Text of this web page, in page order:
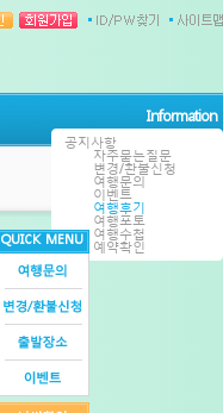
Information
공지사항
자주묻는질문
변경/환불신청
여행문의
이벤트
여행후기
여행포토
여행수첩
예약확인
QUICK MENU